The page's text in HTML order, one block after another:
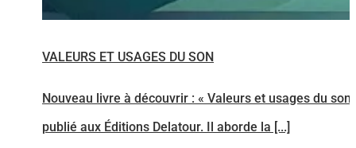
VALEURS ET USAGES DU SON
Nouveau livre à découvrir : « Valeurs et usages du
publié aux Éditions Delatour. Il aborde la [...]